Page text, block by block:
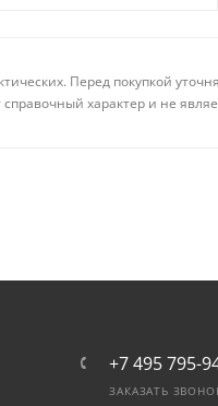
Перед покупкой
характер и не
+7 495 795-
ЗАКАЗАТЬ